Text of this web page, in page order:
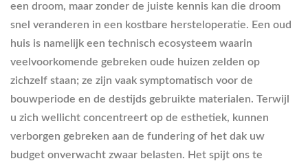
een droom, maar zonder de juiste kennis kan die droom
snel veranderen in een kostbare hersteloperatie. Een oud
huis is namelijk een technisch ecosysteem waarin
veelvoorkomende gebreken oude huizen zelden op
zichzelf staan; ze zijn vaak symptomatisch voor de
bouwperiode en de destijds gebruikte materialen. Terwijl
u zich wellicht concentreert op de esthetiek, kunnen
verborgen gebreken aan de fundering of het dak uw
budget onverwacht zwaar belasten. Het spijt ons te